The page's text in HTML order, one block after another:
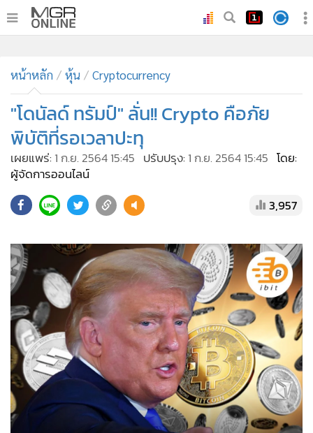
• ทันเหตุการณ์
• ภาคใต้
ภูมิภาค
• Online Section
• บันเทิง
• ผู้จัดการรายวัน
• คอลัมนิสต์
• CbizReview
• Cyber BIZ
• ผู้จัดกวน
• Good health & Well-being
• Green Innovation & SD
• Management & HR
• MGR Live
•
Infographic
•
หน้าหลัก หุ้น Cryptocurrency
"โดนัลด์ ทรัมป์" ลั่น!! Crypto คือภัย
พิบัติที่รอเวลาปะทุ
ผู้จัดการออนไลน์
3,957